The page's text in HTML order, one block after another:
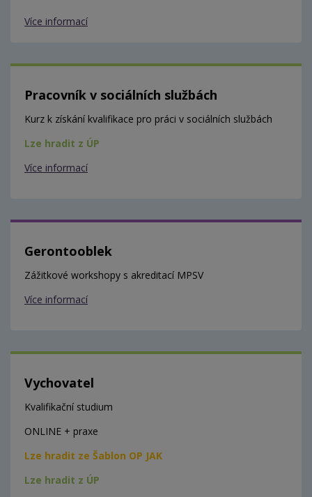
Více informací
Pracovník v sociálních službách
Kurz k získání kvalifikace pro práci v sociálních službách
Lze hradit z ÚP
Více informací
Gerontooblek
Zážitkové workshopy s akreditací MPSV
Více informací
Vychovatel
Kvalifikační studium
ONLINE + praxe
Lze hradit ze Šablon OP JAK
Lze hradit z ÚP